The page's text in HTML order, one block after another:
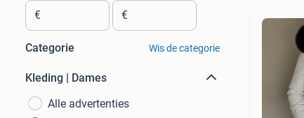
€ €
Categorie Wis de categorie
Kleding | Dames
Alle advertenties